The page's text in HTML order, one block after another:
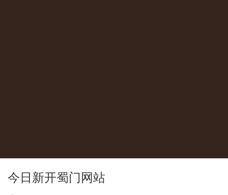
今日新开蜀门网站